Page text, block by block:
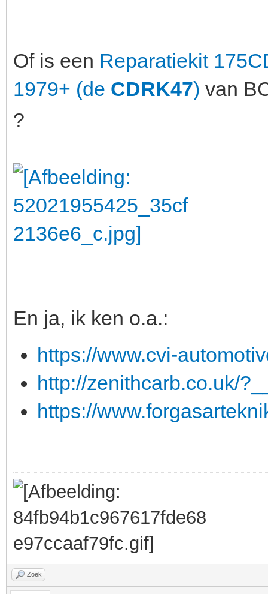
Of is een Reparatiekit
1979+ (de CDRK47) van
?
En ja, ik ken o.a.:
https://www.cvi-
http://zenithcarb.co.uk/
https://
Zoek